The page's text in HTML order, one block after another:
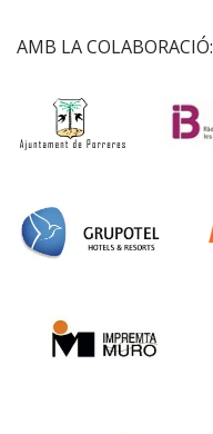
AMB LA COLABORACIÓ: